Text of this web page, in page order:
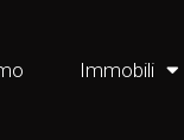
Immobili